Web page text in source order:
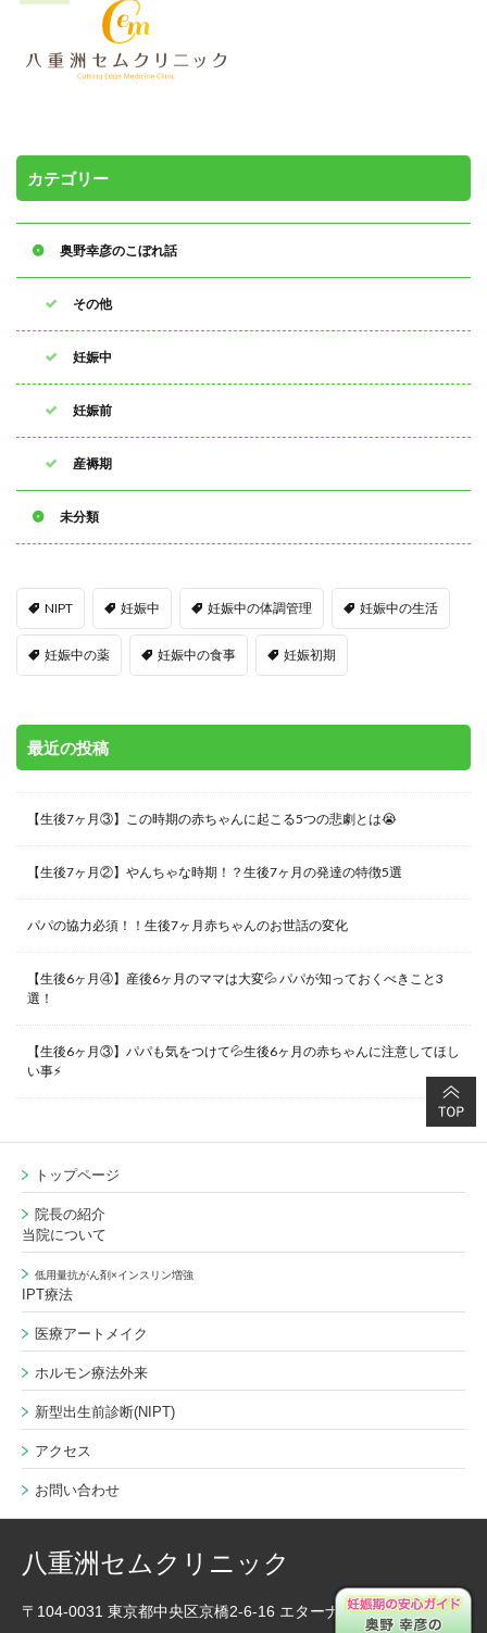
カテゴリー
奥野幸彦のこぼれ話
その他
妊娠中
妊娠前
産褥期
未分類
NIPT 妊娠中 妊娠中の体調管理 妊娠中の生活
妊娠中の薬 妊娠中の食事 妊娠初期
最近の投稿
【生後7ヶ月③】この時期の赤ちゃんに起こる5つの悲劇とは😭
【生後7ヶ月②】やんちゃな時期！？生後7ヶ月の発達の特徴5選
パパの協力必須！！生後7ヶ月赤ちゃんのお世話の変化
【生後6ヶ月④】産後6ヶ月のママは大変💦 パパが知っておくべきこと3
選！
【生後6ヶ月③】パパも気をつけて💦生後6ヶ月の赤ちゃんに注意してほし
い事⚡️
トップページ
院長の紹介
当院について
低用量抗がん剤×インスリン増強
IPT療法
医療アートメイク
ホルモン療法外来
新型出生前診断(NIPT)
アクセス
お問い合わせ
八重洲セムクリニック
〒104-0031 東京都中央区京橋2-6-16 エターナルビル4F